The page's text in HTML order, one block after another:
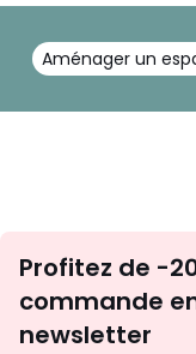
Aménager un
Profitez de -
commande
newsletter